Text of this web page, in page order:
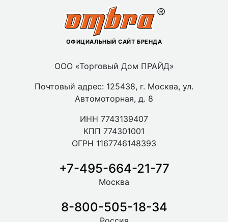
ОФИЦИАЛЬНЫЙ САЙТ БРЕНДА
ООО «Торговый Дом ПРАЙД»
Почтовый адрес: 125438, г. Москва, ул.
Автомоторная, д. 8
ИНН 7743139407
КПП 774301001
ОГРН 1167746148393
+7-495-664-21-77
Москва
8-800-505-18-34